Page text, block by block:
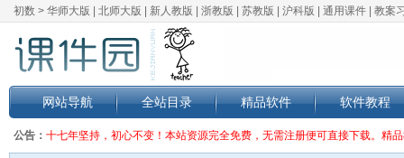
初数 > 华师大版 北师大版 新人教版 浙教版 苏教版 沪科版 通用课件 教案
网站导航 全站目录 精品软件 软件教程
公告： 十七年坚持，初心不变！本站资源完全免费，无需注册便可直接下载。精